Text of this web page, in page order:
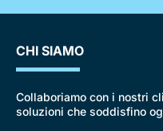
CHI SIAMO
Collaboriamo con i nostri
soluzioni che soddisfino